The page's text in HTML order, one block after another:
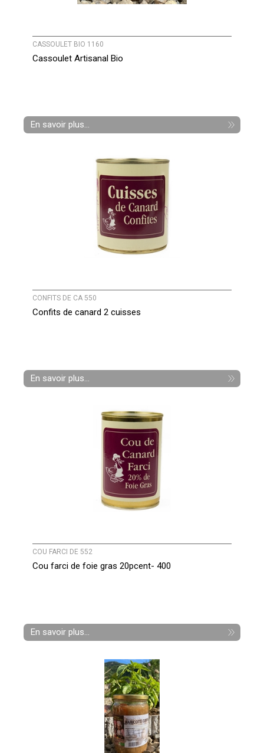
CASSOULET BIO 1160
Cassoulet Artisanal Bio
En savoir plus...
CONFITS DE CA 550
Confits de canard 2 cuisses
En savoir plus...
COU FARCI DE 552
Cou farci de foie gras 20pcent- 400
En savoir plus...